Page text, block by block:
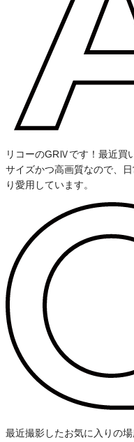
リコーのGRⅣです！最近買
サイズかつ高画質なので、
り愛用しています。
最近撮影したお気に入りの